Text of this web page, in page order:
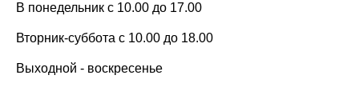
В понедельник с 10.00 до 17.00
Вторник-суббота с 10.00 до 18.00
Выходной - воскресенье